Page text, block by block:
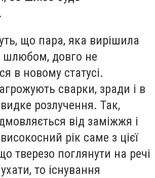
що пара, яка вирішила
шлюбом, довго не
в новому статусі.
сварки, зради і в
розлучення. Так,
від заміжжя і
рік саме з цієї
тверезо поглянути на речі
то існування